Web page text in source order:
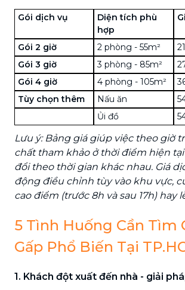
Gói dịch vụ
Diện tích phù
hợp
Gói 2 giờ 2 phòng - 55m²
Gói 3 giờ
3 phòng - 85m²
Gói 4 giờ
4 phòng - 105m²
Tùy chọn thêm
Nấu ăn
Ủi đồ
Lưu ý: Bảng giá giúp việc theo giờ
chất tham khảo ở thời điểm hiện
đổi theo thời gian khác nhau. Giá
động điều chỉnh tùy vào khu vực,
cao điểm (trước 8h và sau 17h) hay
5 Tình Huống Cần Tìm
Gấp Phổ Biến Tại
1. Khách đột xuất đến nhà - giải